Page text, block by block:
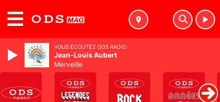
VOUS ÉCOUTEZ ODS RADIO
Jean-Louis Aubert
Merveille